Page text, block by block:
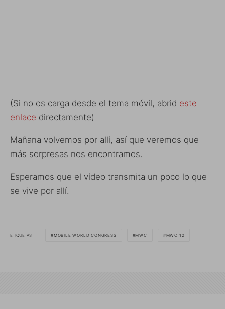
(Si no os carga desde el tema móvil, abrid este
enlace directamente)
Mañana volvemos por allí, así que veremos que
más sorpresas nos encontramos.
Esperamos que el vídeo transmita un poco lo que
se vive por allí.
ETIQUETAS MOBILE WORLD CONGRESS MWC MWC 12